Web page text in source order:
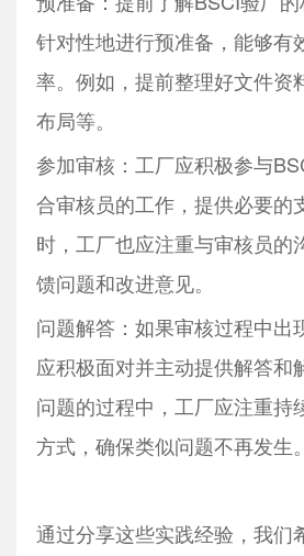
针对性地进行预准备，能够有
率。例如，提前整理好文件资
布局等。
参加审核：工厂应积极参与
合审核员的工作，提供必要的
时，工厂也应注重与审核员的
馈问题和改进意见。
问题解答：如果审核过程中出
应积极面对并主动提供解答和
问题的过程中，工厂应注重持
方式，确保类似问题不再发生。
通过分享这些实践经验，我们